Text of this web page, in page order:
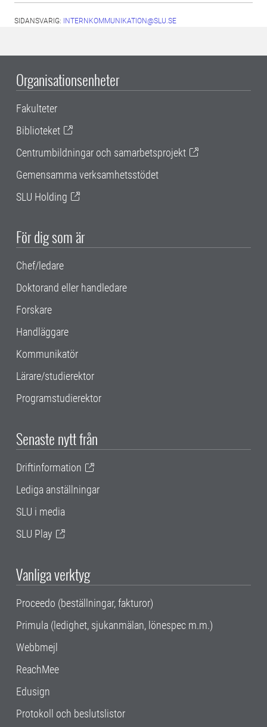
SIDANSVARIG: INTERNKOMMUNIKATION@SLU.SE
Organisationsenheter
Fakulteter
Biblioteket
Centrumbildningar och samarbetsprojekt
Gemensamma verksamhetsstödet
SLU Holding
För dig som är
Chef/ledare
Doktorand eller handledare
Forskare
Handläggare
Kommunikatör
Lärare/studierektor
Programstudierektor
Senaste nytt från
Driftinformation
Lediga anställningar
SLU i media
SLU Play
Vanliga verktyg
Proceedo (beställningar, fakturor)
Primula (ledighet, sjukanmälan, lönespec m.m.)
Webbmejl
ReachMee
Edusign
Protokoll och beslutslistor